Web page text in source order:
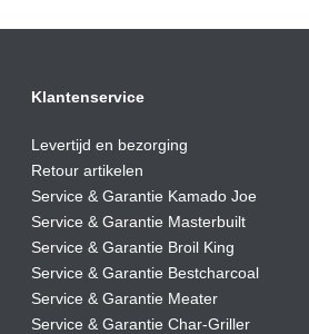
Klantenservice
Levertijd en bezorging
Retour artikelen
Service & Garantie Kamado Joe
Service & Garantie Masterbuilt
Service & Garantie Broil King
Service & Garantie Bestcharcoal
Service & Garantie Meater
Service & Garantie Char-Griller